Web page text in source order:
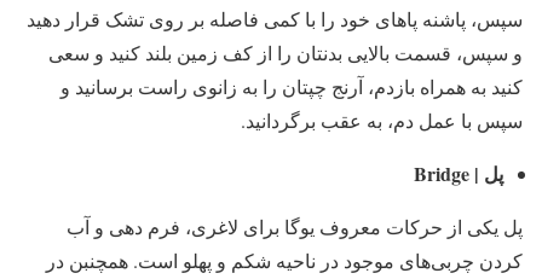
سپس، پاشنه پاهای خود را با کمی فاصله بر روی تشک قرار دهید
و سپس، قسمت بالایی بدنتان را از کف زمین بلند کنید و سعی
کنید به همراه بازدم، آرنج چپتان را به زانوی راست برسانید و
سپس با عمل دم، به عقب برگردانید.
پل | Bridge
پل یکی از حرکات معروف یوگا برای لاغری، فرم دهی و آب
کردن چربی‌های موجود در ناحیه شکم و پهلو است. همچنبن در